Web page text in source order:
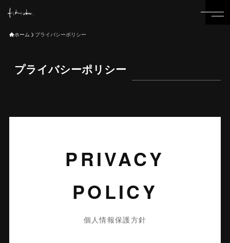
SERVICE WORKS
ABOUT-US RECRUIT
ホーム プライバシーポリシー
プライバシーポリシー
PRIVACY
POLICY
個人情報保護方針